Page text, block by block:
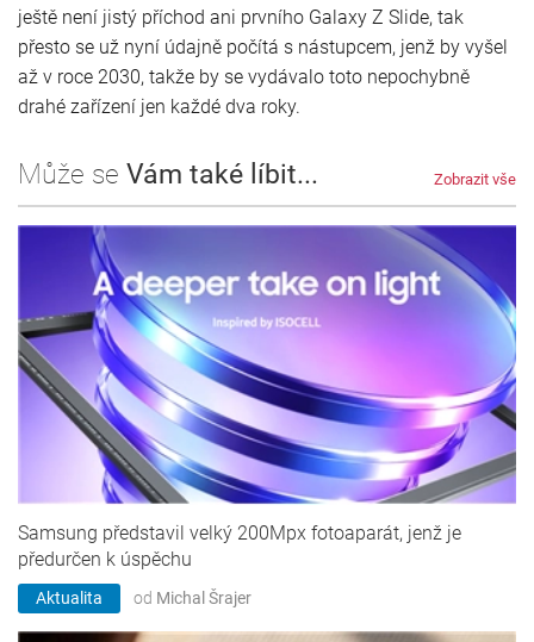
ještě není jistý příchod ani prvního Galaxy Z Slide, tak
přesto se už nyní údajně počítá s nástupcem, jenž by vyšel
až v roce 2030, takže by se vydávalo toto nepochybně
drahé zařízení jen každé dva roky.
Může se Vám také líbit... Zobrazit vše
Samsung představil velký 200Mpx fotoaparát, jenž je
předurčen k úspěchu
Aktualita od Michal Šrajer